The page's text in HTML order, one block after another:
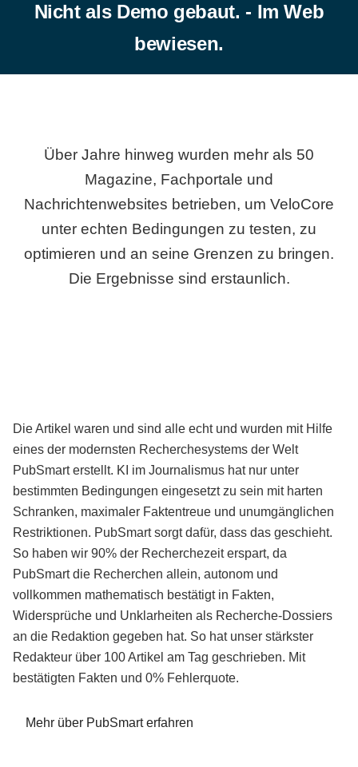
Nicht als Demo gebaut. - Im Web
bewiesen.
Über Jahre hinweg wurden mehr als 50
Magazine, Fachportale und
Nachrichtenwebsites betrieben, um VeloCore
unter echten Bedingungen zu testen, zu
optimieren und an seine Grenzen zu bringen.
Die Ergebnisse sind erstaunlich.
Die Artikel waren und sind alle echt und wurden mit Hilfe
eines der modernsten Recherchesystems der Welt
PubSmart erstellt. KI im Journalismus hat nur unter
bestimmten Bedingungen eingesetzt zu sein mit harten
Schranken, maximaler Faktentreue und unumgänglichen
Restriktionen. PubSmart sorgt dafür, dass das geschieht.
So haben wir 90% der Recherchezeit erspart, da
PubSmart die Recherchen allein, autonom und
vollkommen mathematisch bestätigt in Fakten,
Widersprüche und Unklarheiten als Recherche-Dossiers
an die Redaktion gegeben hat. So hat unser stärkster
Redakteur über 100 Artikel am Tag geschrieben. Mit
bestätigten Fakten und 0% Fehlerquote.
Mehr über PubSmart erfahren